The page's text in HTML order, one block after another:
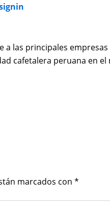
a las principales
cafetalera peruana en el
marcados con *